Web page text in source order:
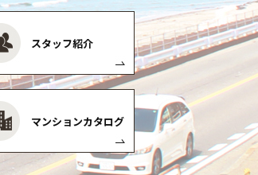
スタッフ紹介
マンションカタログ